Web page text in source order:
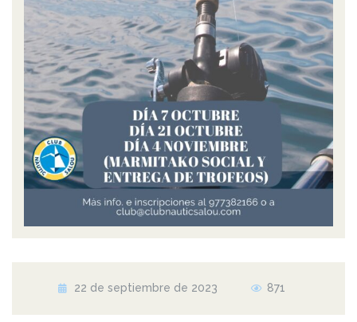
22 de septiembre de 2023 871